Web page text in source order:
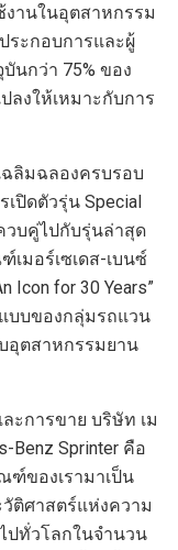
งานในอุตสาหกรรม
ระกอบการและผู้
บันกว่า 75% ของ
ลงให้เหมาะกับการ
ฉลิมฉลองครบรอบ
เปิดตัวรุ่น Special
วบคู่ไปกับรุ่นล่าสุด
มอร์เซเดส-เบนซ์
Icon for 30 Years”
บบของกลุ่มรถแวน
อุตสาหกรรมยาน
ะการขาย บริษัท เม
Benz Sprinter คือ
ของเรามาเป็น
ติศาสตร์แห่งความ
ปทั่วโลกในจำนวน